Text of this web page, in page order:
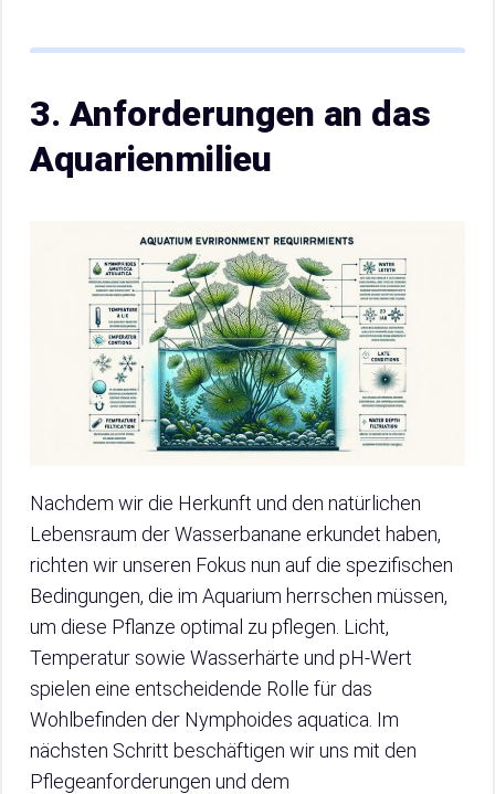
3. Anforderungen an das
Aquarienmilieu
Nachdem wir die Herkunft und den natürlichen
Lebensraum der Wasserbanane erkundet haben,
richten wir unseren Fokus nun auf die spezifischen
Bedingungen, die im Aquarium herrschen müssen,
um diese Pflanze optimal zu pflegen. Licht,
Temperatur sowie Wasserhärte und pH-Wert
spielen eine entscheidende Rolle für das
Wohlbefinden der Nymphoides aquatica. Im
nächsten Schritt beschäftigen wir uns mit den
Pflegeanforderungen und dem